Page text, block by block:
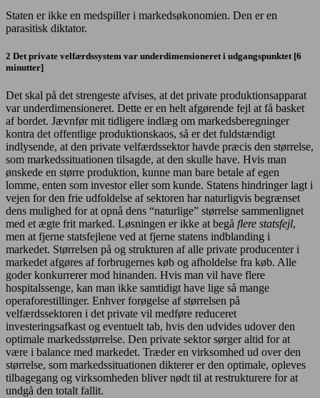
Staten er ikke en medspiller i markedsøkonomien. Den er en
parasitisk diktator.
2 Det private velfærdssystem var underdimensioneret i udgangspunktet [6
minutter]
Det skal på det strengeste afvises, at det private produktionsapparat
var underdimensioneret. Dette er en helt afgørende fejl at få basket
af bordet. Jævnfør mit tidligere indlæg om markedsberegninger
kontra det offentlige produktionskaos, så er det fuldstændigt
indlysende, at den private velfærdssektor havde præcis den størrelse,
som markedssituationen tilsagde, at den skulle have. Hvis man
ønskede en større produktion, kunne man bare betale af egen
lomme, enten som investor eller som kunde. Statens hindringer lagt i
vejen for den frie udfoldelse af sektoren har naturligvis begrænset
dens mulighed for at opnå dens “naturlige” størrelse sammenlignet
med et ægte frit marked. Løsningen er ikke at begå flere statsfejl,
men at fjerne statsfejlene ved at fjerne statens indblanding i
markedet. Størrelsen på og strukturen af alle private producenter i
markedet afgøres af forbrugernes køb og afholdelse fra køb. Alle
goder konkurrerer mod hinanden. Hvis man vil have flere
hospitalssenge, kan man ikke samtidigt have lige så mange
operaforestillinger. Enhver forøgelse af størrelsen på
velfærdssektoren i det private vil medføre reduceret
investeringsafkast og eventuelt tab, hvis den udvides udover den
optimale markedsstørrelse. Den private sektor sørger altid for at
være i balance med markedet. Træder en virksomhed ud over den
størrelse, som markedssituationen dikterer er den optimale, opleves
tilbagegang og virksomheden bliver nødt til at restrukturere for at
undgå den totalt fallit.